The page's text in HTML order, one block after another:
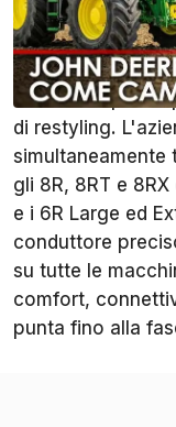
Con gli
Deere compie un
di restyling.
gli 8R, 8RT e
e i 6R Large ed
conduttore
su tutte le
comfort,
punta fino alla